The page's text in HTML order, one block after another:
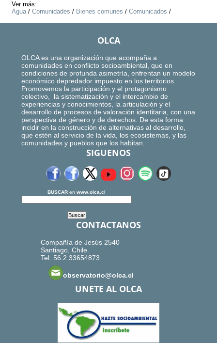
Ver más:
Agua/ Comunidades / Bienes comunes / Comunicados /
OLCA
OLCA es una organización que acompaña a
comunidades en conflicto socioambiental, que en
condiciones de profunda asimetría, enfrentan un modelo
económico depredador impuesto en los territorios.
Promovemos la participación y el protagonismo
colectivo, la sistematización y el intercambio de
experiencias y conocimientos, la articulación y el
desarrollo de procesos de valoración identitaria, con una
perspectiva de género y de derechos. De esta forma
incidir en la construcción de alternativas al desarrollo,
que estén al servicio de la vida, los ecosistemas, y las
comunidades y pueblos que los habitan.
SIGUENOS
BUSCAR en www.olca.cl
CONTACTANOS
Compañía de Jesús 2540
Santiago, Chile.
Tel: 56.2.33654873
observatorio@olca.cl
UNETE AL OLCA